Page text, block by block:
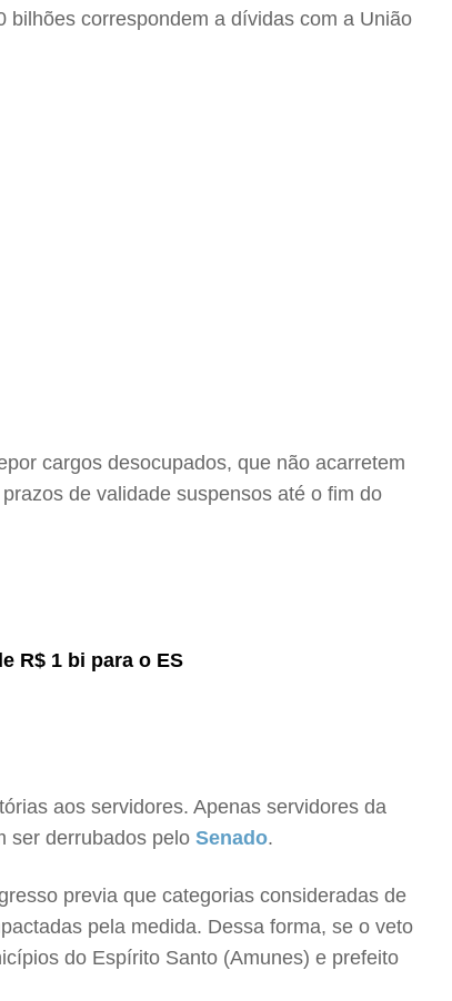
bilhões correspondem a dívidas com a União
cargos desocupados, que não acarretem
de validade suspensos até o fim do
R$ 1 bi para o ES
aos servidores. Apenas servidores da
ser derrubados pelo Senado.
previa que categorias consideradas de
pela medida. Dessa forma, se o veto
do Espírito Santo (Amunes) e prefeito